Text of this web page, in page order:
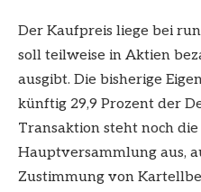
Der Kaufpreis liege bei
soll teilweise in Aktien
ausgibt. Die bisherige
künftig 29,9 Prozent der
Transaktion steht noch
Hauptversammlung aus,
Zustimmung von